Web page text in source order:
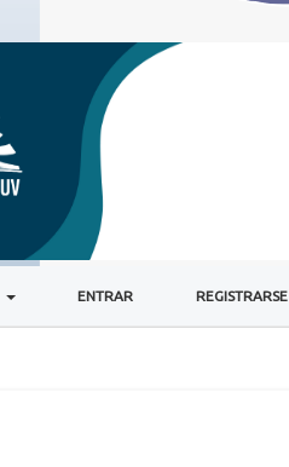
ENTRAR REGISTRARSE